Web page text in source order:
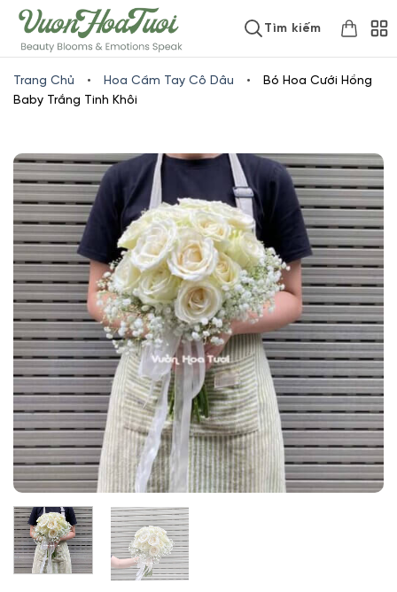
www.vuonhoatuoi.vnSkip
to
content
Tìm kiếm
Trang Chủ • Hoa Cầm Tay Cô Dâu •
Bó Hoa Cưới Hồng
Baby Trắng Tinh Khôi